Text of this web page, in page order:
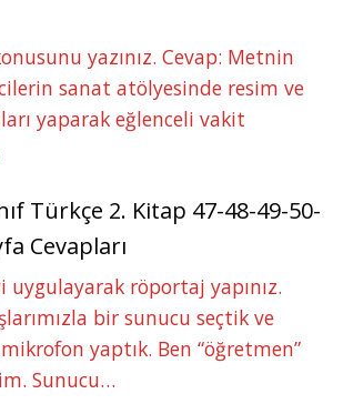
yazınız. Cevap: Metnin
sanat atölyesinde resim ve
yaparak eğlenceli vakit
Türkçe 2. Kitap 47-48-49-50-
Cevapları
uygulayarak röportaj yapınız.
bir sunucu seçtik ve
yaptık. Ben “öğretmen”
Sunucu…